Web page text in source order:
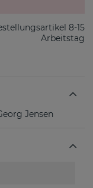
8-15
Arbeitstag
Jensen